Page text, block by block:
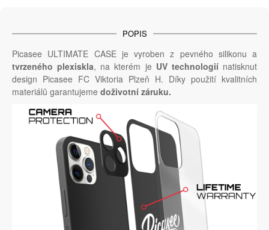
POPIS
Picasee ULTIMATE CASE je vyroben z pevného silikonu a
tvrzeného plexiskla, na kterém je UV technologiínatisknut
design Picasee FC Viktoria Plzeň H. Díky použití kvalitních
materiálů garantujeme doživotní záruku.